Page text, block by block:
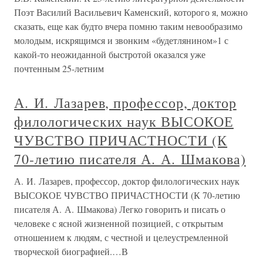
Поэт Василий Васильевич Каменский, которого я, можно
сказать, еще как будто вчера помню таким невообразимо
молодым, искрящимся и звонким «будетлянином»1 с
какой-то неожиданной быстротой оказался уже
почтенным 25-летним
А. И. Лазарев, профессор, доктор
филологических наук ВЫСОКОЕ
ЧУВСТВО ПРИЧАСТНОСТИ (К
70-летию писателя А. А. Шмакова)
А. И. Лазарев, профессор, доктор филологических наук
ВЫСОКОЕ ЧУВСТВО ПРИЧАСТНОСТИ (К 70-летию
писателя А. А. Шмакова) Легко говорить и писать о
человеке с ясной жизненной позицией, с открытым
отношением к людям, с честной и целеустремленной
творческой биографией.…В